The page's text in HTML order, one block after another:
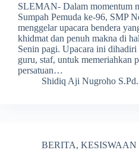
SLEMAN- Dalam momentum
Sumpah Pemuda ke-96, SMP
menggelar upacara bendera
khidmat dan penuh makna di
Senin pagi. Upacara ini dihadiri
guru, staf, untuk memeriahkan
persatuan…
Shidiq Aji Nugroho S.Pd.
BERITA, KESISWAAN